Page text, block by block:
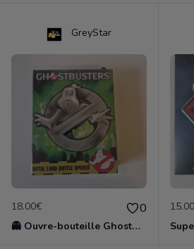
GreyStar
18.00€ 0
👻 Ouvre-bouteille Ghostbusters en métal - Neuf en boîte